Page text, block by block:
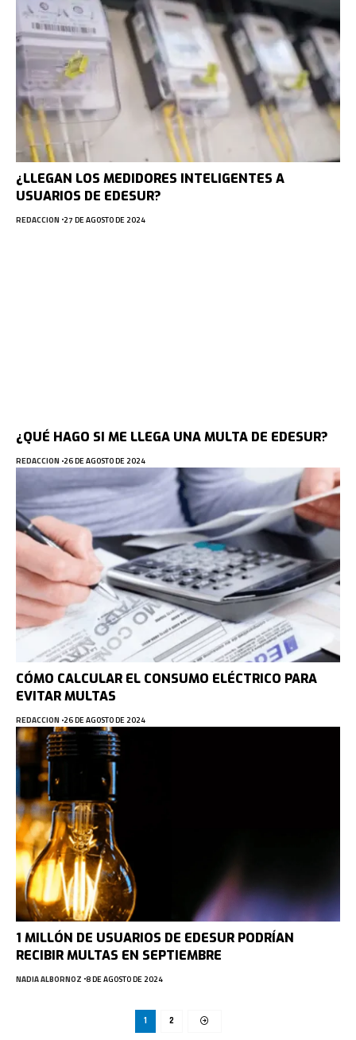
¿LLEGAN LOS MEDIDORES INTELIGENTES A
USUARIOS DE EDESUR?
REDACCION 27 DE AGOSTO DE 2024
¿QUÉ HAGO SI ME LLEGA UNA MULTA DE EDESUR?
REDACCION 26 DE AGOSTO DE 2024
CÓMO CALCULAR EL CONSUMO ELÉCTRICO PARA
EVITAR MULTAS
REDACCION 26 DE AGOSTO DE 2024
1 MILLÓN DE USUARIOS DE EDESUR PODRÍAN
RECIBIR MULTAS EN SEPTIEMBRE
NADIA ALBORNOZ 8 DE AGOSTO DE 2024
1 2